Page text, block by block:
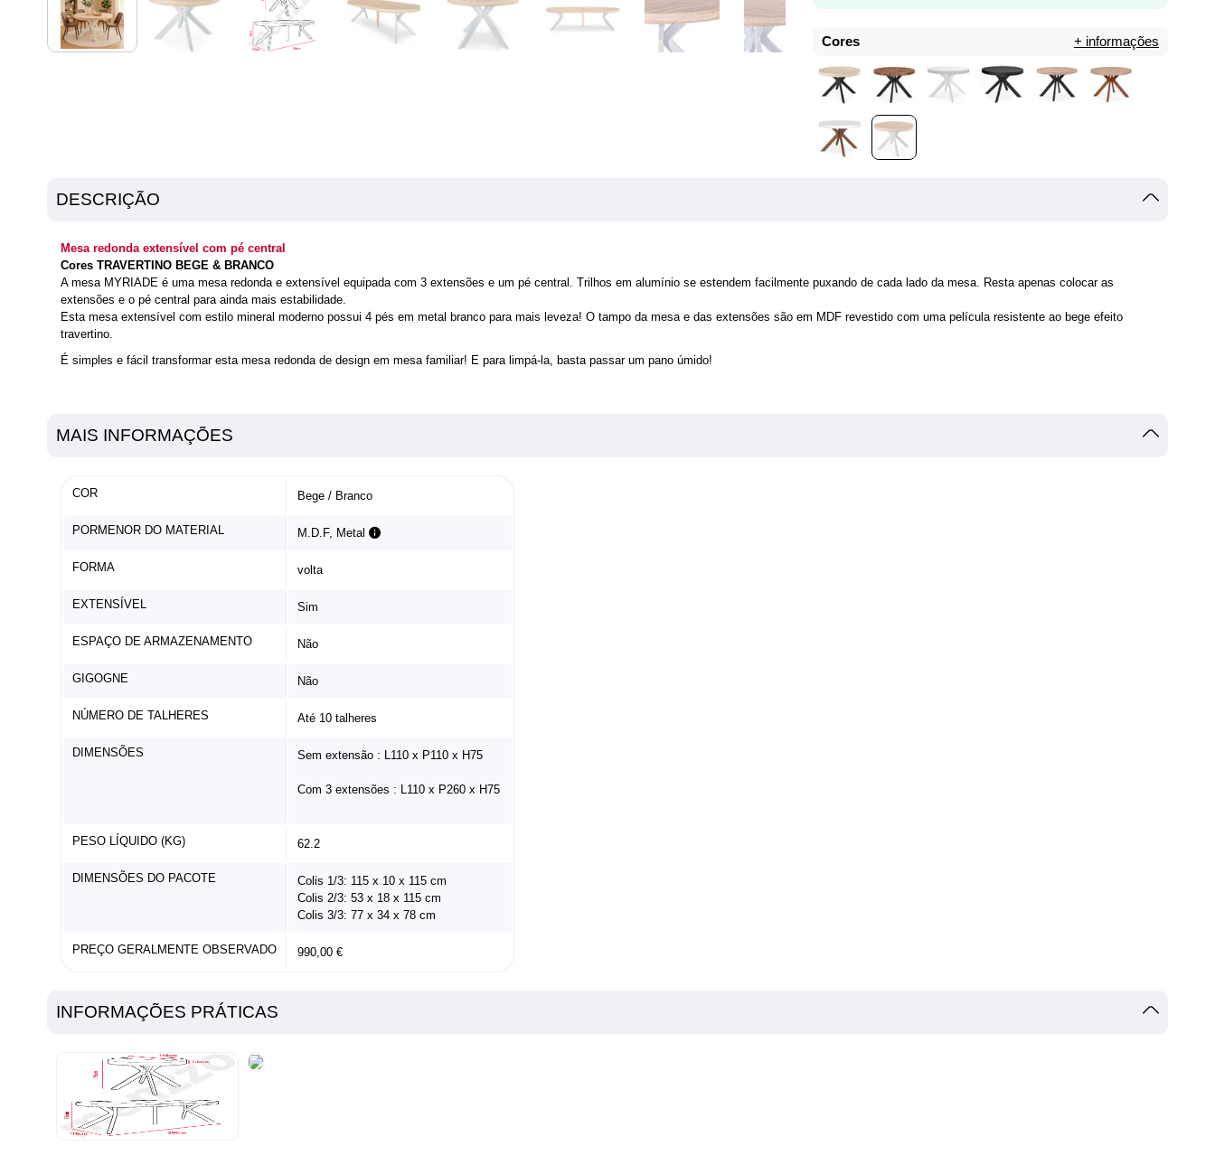
Cores + informações
DESCRIÇÃO
Mesa redonda extensível com pé central
Cores TRAVERTINO BEGE & BRANCO
A mesa MYRIADE é uma mesa redonda e extensível equipada com 3 extensões e um pé central. Trilhos em alumínio se estendem facilmente puxando de cada lado da mesa. Resta apenas colocar as
extensões e o pé central para ainda mais estabilidade.
Esta mesa extensível com estilo mineral moderno possui 4 pés em metal branco para mais leveza! O tampo da mesa e das extensões são em MDF revestido com uma película resistente ao bege efeito
travertino.
É simples e fácil transformar esta mesa redonda de design em mesa familiar! E para limpá-la, basta passar um pano úmido!
MAIS INFORMAÇÕES
COR Bege / Branco
PORMENOR DO MATERIAL M.D.F, Metal
FORMA volta
EXTENSÍVEL Sim
ESPAÇO DE ARMAZENAMENTO Não
GIGOGNE Não
NÚMERO DE TALHERES Até 10 talheres
DIMENSÕES Sem extensão : L110 x P110 x H75
Com 3 extensões : L110 x P260 x H75
PESO LÍQUIDO (KG) 62.2
DIMENSÕES DO PACOTE
Colis 1/3: 115 x 10 x 115 cm
Colis 2/3: 53 x 18 x 115 cm
Colis 3/3: 77 x 34 x 78 cm
PREÇO GERALMENTE OBSERVADO 990,00 €
INFORMAÇÕES PRÁTICAS